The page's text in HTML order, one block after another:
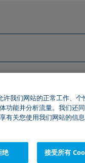
许我们网站的正常工作、个
功能并分析流量。我们还
有关您使用我们网站的信息
绝 接受所有